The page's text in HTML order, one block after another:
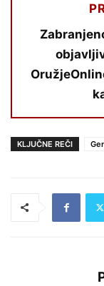
KLJUČNE REČI